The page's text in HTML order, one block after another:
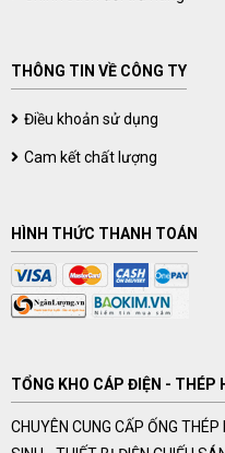
THÔNG TIN VỀ CÔNG TY
Điều khoản sử dụng
Cam kết chất lượng
HÌNH THỨC THANH TOÁN
TỔNG KHO CÁP ĐIỆN - THÉP
CHUYÊN CUNG CẤP ỐNG